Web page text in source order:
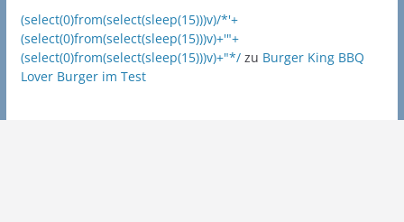
(select(0)from(select(sleep(15)))v)/*'+
(select(0)from(select(sleep(15)))v)+'"+
(select(0)from(select(sleep(15)))v)+"*/zu Burger King BBQ
Lover Burger im Test